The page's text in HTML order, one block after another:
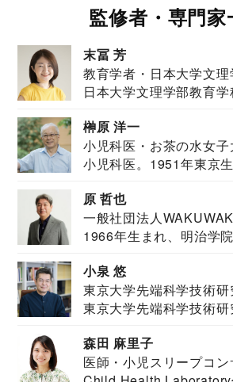
監修者・専門家
末冨 芳
教育学者・日本大学文
日本大学文理学部教育
榊原 洋一
小児科医・お茶の水女
小児科医。1951年東京
原 哲也
一般社団法人
JAPAN代表・言語聴覚
1966年生まれ、明治学
小泉 悠
東京大学先端科学技術
東京大学先端科学技術
森田 麻里子
医師・小児スリープコン